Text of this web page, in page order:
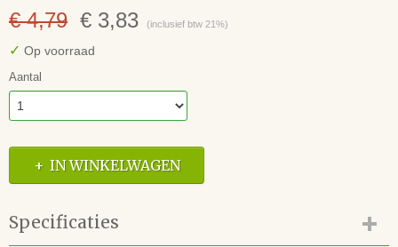
€ 4,79 € 3,83 (inclusief btw 21%)
✓ Op voorraad
Aantal
IN WINKELWAGEN
Specificaties